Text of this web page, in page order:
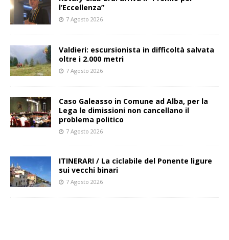
l’Eccellenza”
7 Agosto 2026
Valdieri: escursionista in difficoltà salvata
oltre i 2.000 metri
7 Agosto 2026
Caso Galeasso in Comune ad Alba, per la
Lega le dimissioni non cancellano il
problema politico
7 Agosto 2026
ITINERARI / La ciclabile del Ponente ligure
sui vecchi binari
7 Agosto 2026